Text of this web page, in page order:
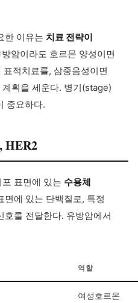
한 이유는 치료 전략이
암이라도 호르몬 양성이면
적치료를, 삼중음성이면
획을 세운다. 병기(stage)
중요하다.
HER2
표면에 있는 수용체
면에 있는 단백질로, 특정
호를 전달한다. 유방암에서
역할
여성호르몬